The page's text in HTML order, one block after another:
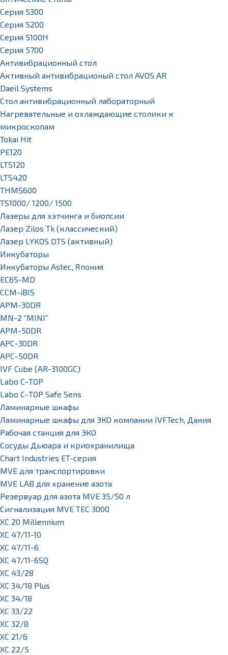
Серия 5300
Серия 5200
Серия 5100H
Серия 5700
Антивибрационный стол
Активный антивибрационый стол AVOS AR
Daeil Systems
Стол антивибрационный лабораторный
Нагревательные и охлаждающие столики к
микроскопам
Tokai Hit
PE120
LTS120
LTS420
THMS600
TS1000/ 1200/ 1500
Лазеры для хэтчинга и биопсии
Лазер Zilos Tk (классический)
Лазер LYKOS DTS (активный)
Инкубаторы
Инкубаторы Astec, Япония
EC6S-MD
CCM-iBIS
APM-30DR
MN-2 “MINI”
APM-50DR
APC-30DR
APC-50DR
IVF Cube (AR-3100GC)
Labo С-ТОР
Labo С-ТОР Safe Sens
Ламинарные шкафы
Ламинарные шкафы для ЭКО компании IVFTech, Дания
Рабочая станция для ЭКО
Сосуды Дьюара и криохранилища
Chart Industries ET-серия
MVE для транспортировки
MVE LAB для хранение азота
Резервуар для азота MVE 35/50 л
Сигнализация MVE TEC 3000
XC 20 Millennium
XC 47/11-10
XC 47/11-6
XC 47/11-6SQ
XC 43/28
XC 34/18 Plus
XC 34/18
XC 33/22
XC 32/8
XC 21/6
XC 22/5